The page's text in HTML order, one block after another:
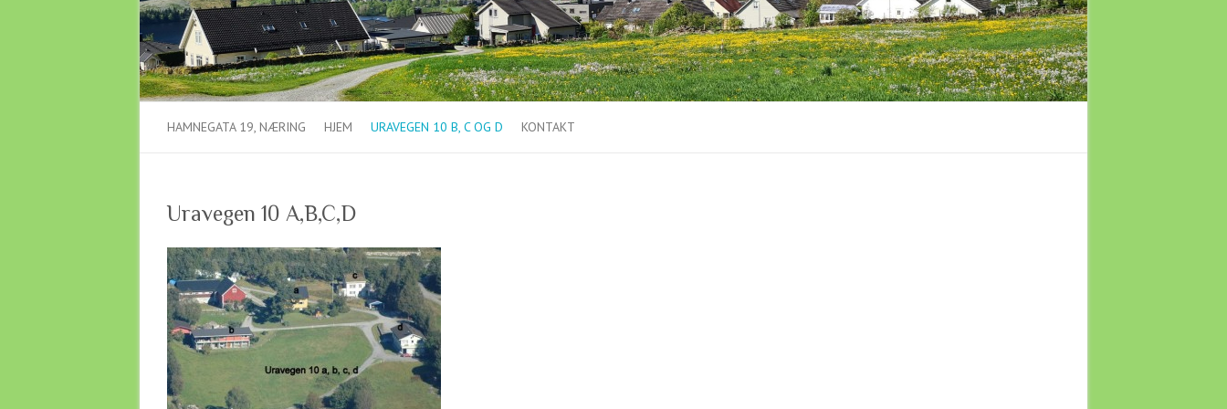
HAMNEGATA 19, NÆRING HJEM URAVEGEN 10 B, C OG D KONTAKT
Uravegen 10 A,B,C,D